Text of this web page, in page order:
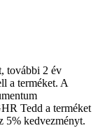
további 2 év
a terméket. A
Tedd a terméket
5% kedvezményt.